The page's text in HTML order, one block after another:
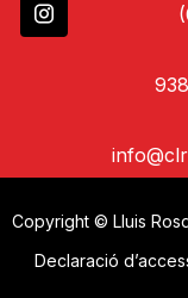
Copyright © Lluis
Declaració